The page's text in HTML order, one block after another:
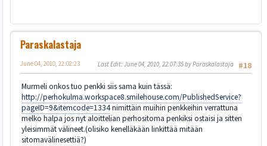
Paraskalastaja
#18
June 04, 2010, 22:02:23 Last Edit: June 04, 2010, 22:07:35 by Paraskalastaja
Murmeli onkos tuo penkki siis sama kuin tässä:
http://perhokulma.workspace8.smilehouse.com/PublishedService?
pageID=9&itemcode=1334nimittäin muihin penkkeihin verrattuna
melko halpa jos nyt aloittelian perhositoma penkiksi ostaisi ja sitten
yleisimmät välineet.(olisiko kenelläkään linkittää mitään
sitomavälinesettiä?)